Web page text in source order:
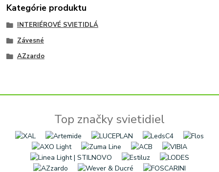
Kategórie produktu
INTERIÉROVÉ SVIETIDLÁ
Závesné
AZzardo
Top značky svietidiel